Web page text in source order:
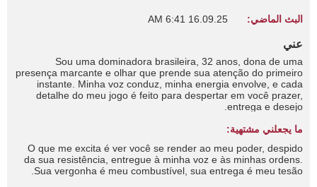
البث الماضي: 16.09.25 6:41 AM
عني
Sou uma dominadora brasileira, 32 anos, dona de uma
presença marcante e olhar que prende sua atenção do primeiro
instante. Minha voz conduz, minha energia envolve, e cada
detalhe do meu jogo é feito para despertar em você prazer,
entrega e desejo.
ما يجعلني مشتهية:
O que me excita é ver você se render ao meu poder, despido
da sua resistência, entregue à minha voz e às minhas ordens.
Sua vergonha é meu combustível, sua entrega é meu tesão.